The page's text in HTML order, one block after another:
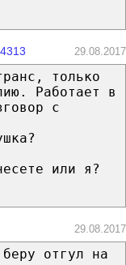
29.08.2017
только
Работает в
с
или я?
29.08.2017
отгул на